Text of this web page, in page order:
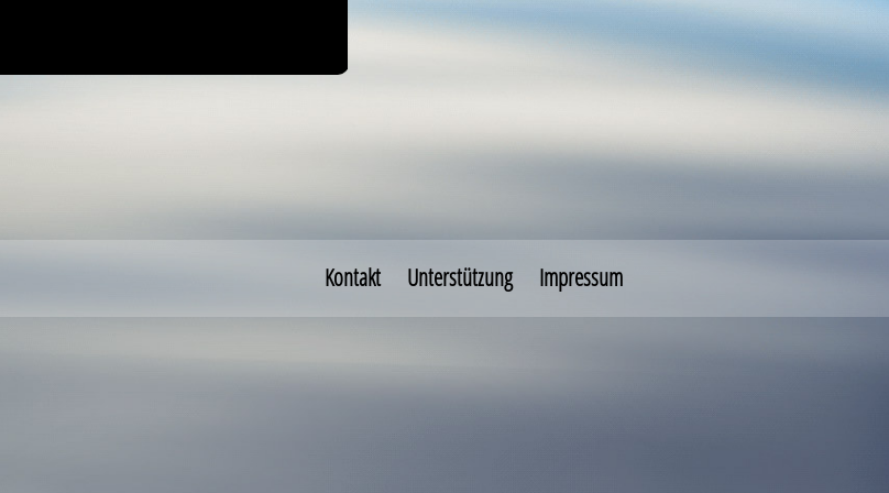
Kontakt Unterstützung Impressum